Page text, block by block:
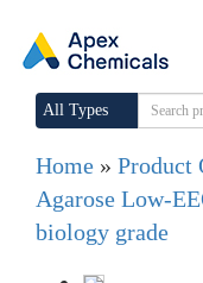
All Types
Home » Product
Agarose Low-
biology grade